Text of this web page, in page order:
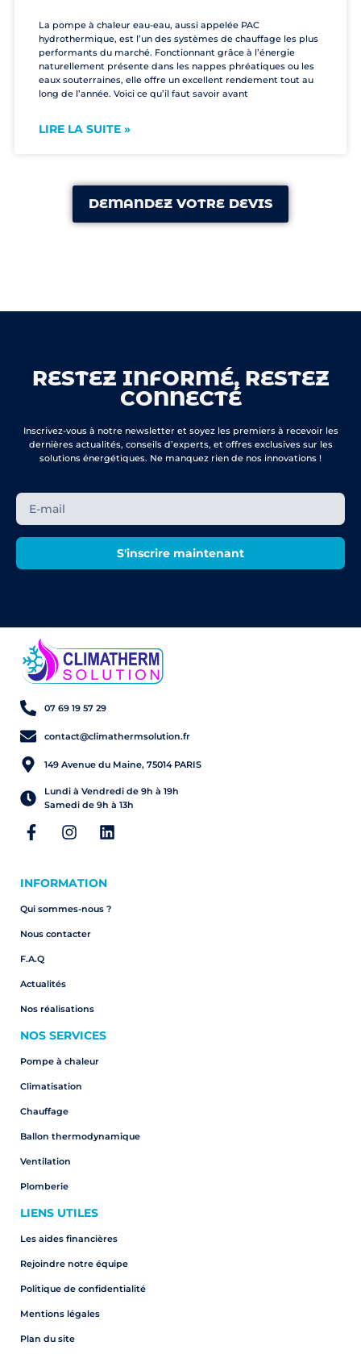
La pompe à chaleur eau-eau, aussi appelée PAC
hydrothermique, est l’un des systèmes de chauffage les plus
performants du marché. Fonctionnant grâce à l’énergie
naturellement présente dans les nappes phréatiques ou les
eaux souterraines, elle offre un excellent rendement tout au
long de l’année. Voici ce qu’il faut savoir avant
LIRE LA SUITE »
DEMANDEZ VOTRE DEVIS
RESTEZ INFORMÉ, RESTEZ
CONNECTÉ
Inscrivez-vous à notre newsletter et soyez les premiers à recevoir les
dernières actualités, conseils d’experts, et offres exclusives sur les
solutions énergétiques. Ne manquez rien de nos innovations !
S'inscrire maintenant
07 69 19 57 29
contact@climathermsolution.fr
149 Avenue du Maine, 75014 PARIS
Lundi à Vendredi de 9h à 19h
Samedi de 9h à 13h
INFORMATION
Qui sommes-nous ?
Nous contacter
F.A.Q
Actualités
Nos réalisations
NOS SERVICES
Pompe à chaleur
Climatisation
Chauffage
Ballon thermodynamique
Ventilation
Plomberie
LIENS UTILES
Les aides financières
Rejoindre notre équipe
Politique de confidentialité
Mentions légales
Plan du site